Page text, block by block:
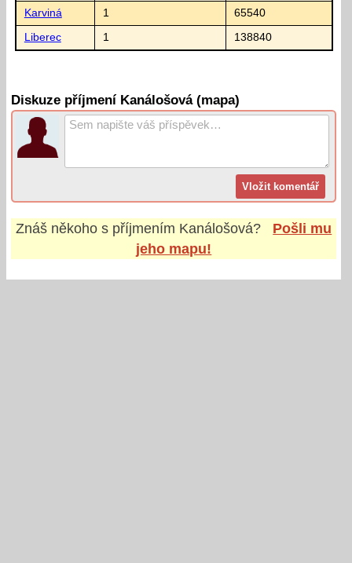
Karviná 1 65540
Liberec 1 138840
Diskuze příjmení Kanálošová (mapa)
Znáš někoho s příjmením Kanálošová?
Pošli mu
jeho mapu!